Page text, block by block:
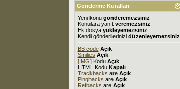
Gönderme Kuralları
Yeni konu gönderemezsiniz
Konulara yanıt veremezsiniz
Ek dosya yükleyemezsiniz
Kendi gönderilerinizi düzenleyemezsiniz
BB code Açık
Smilies Açık
[IMG]Kodu Açık
HTML Kodu Kapalı
Trackbacks are Açık
Pingbacks are Açık
Refbacks are Açık